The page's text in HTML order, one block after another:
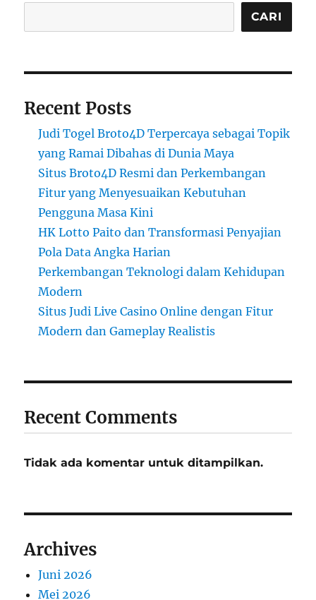
CARI
Recent Posts
Judi Togel Broto4D Terpercaya sebagai Topik
yang Ramai Dibahas di Dunia Maya
Situs Broto4D Resmi dan Perkembangan
Fitur yang Menyesuaikan Kebutuhan
Pengguna Masa Kini
HK Lotto Paito dan Transformasi Penyajian
Pola Data Angka Harian
Perkembangan Teknologi dalam Kehidupan
Modern
Situs Judi Live Casino Online dengan Fitur
Modern dan Gameplay Realistis
Recent Comments
Tidak ada komentar untuk ditampilkan.
Archives
Juni 2026
Mei 2026